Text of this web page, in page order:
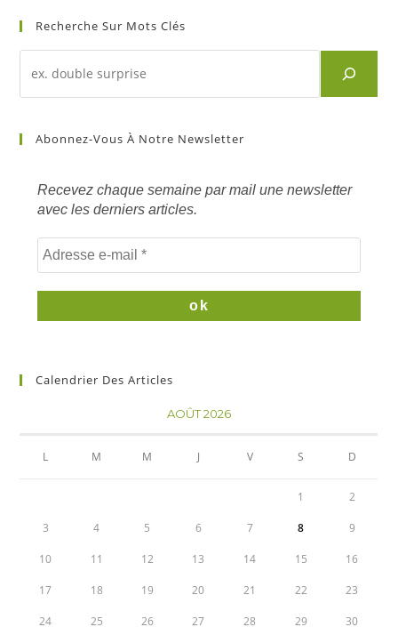
Recherche Sur Mots Clés
Abonnez-Vous À Notre Newsletter
Recevez chaque semaine par mail une newsletter
avec les derniers articles.
Calendrier Des Articles
AOÛT 2026
L M M J V S D
1 2
3 4 5 6 7 8 9
10 11 12 13 14 15 16
17 18 19 20 21 22 23
24 25 26 27 28 29 30